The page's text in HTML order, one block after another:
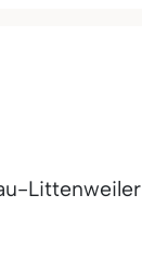
Littenweiler